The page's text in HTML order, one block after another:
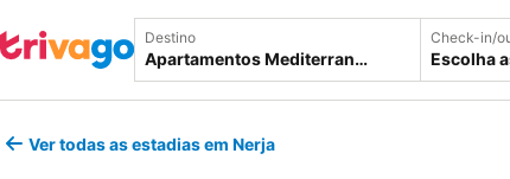
Destino Check-in/
Escolha
Ver todas as estadias em Nerja